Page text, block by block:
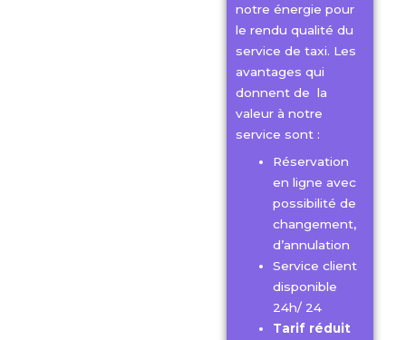
notre énergie pour
le rendu qualité du
service de taxi. Les
avantages qui
donnent de la
valeur à notre
service sont :
Réservation
en ligne avec
possibilité de
changement,
d’annulation
Service client
disponible
24h/ 24
Tarif réduit